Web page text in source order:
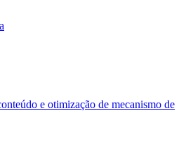
e otimização de mecanismo de